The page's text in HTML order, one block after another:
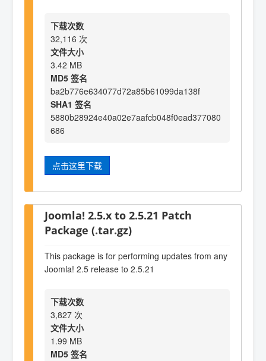
下载次数
32,116 次
文件大小
3.42 MB
MD5 签名
ba2b776e634077d72a85b61099da138f
SHA1 签名
5880b28924e40a02e7aafcb048f0ead377080
686
点击这里下载
Joomla! 2.5.x to 2.5.21 Patch
Package (.tar.gz)
This package is for performing updates from any
Joomla! 2.5 release to 2.5.21
下载次数
3,827 次
文件大小
1.99 MB
MD5 签名